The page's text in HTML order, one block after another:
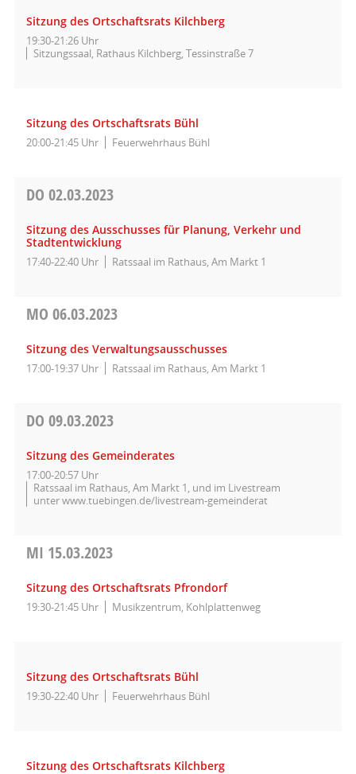
Sitzung des Ortschaftsrats Kilchberg
19:30-21:26 Uhr
Sitzungssaal, Rathaus Kilchberg, Tessinstraße 7
Sitzung des Ortschaftsrats Bühl
20:00-21:45 Uhr Feuerwehrhaus Bühl
DO 02.03.2023
Sitzung des Ausschusses für Planung, Verkehr und
Stadtentwicklung
17:40-22:40 Uhr Ratssaal im Rathaus, Am Markt 1
MO 06.03.2023
Sitzung des Verwaltungsausschusses
17:00-19:37 Uhr Ratssaal im Rathaus, Am Markt 1
DO 09.03.2023
Sitzung des Gemeinderates
17:00-20:57 Uhr
Ratssaal im Rathaus, Am Markt 1, und im Livestream
unter www.tuebingen.de/livestream-gemeinderat
MI 15.03.2023
Sitzung des Ortschaftsrats Pfrondorf
19:30-21:45 Uhr Musikzentrum, Kohlplattenweg
Sitzung des Ortschaftsrats Bühl
19:30-22:40 Uhr Feuerwehrhaus Bühl
Sitzung des Ortschaftsrats Kilchberg